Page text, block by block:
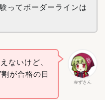
ってボーダーラインは
赤ずきん
ないけど、
が合格の目